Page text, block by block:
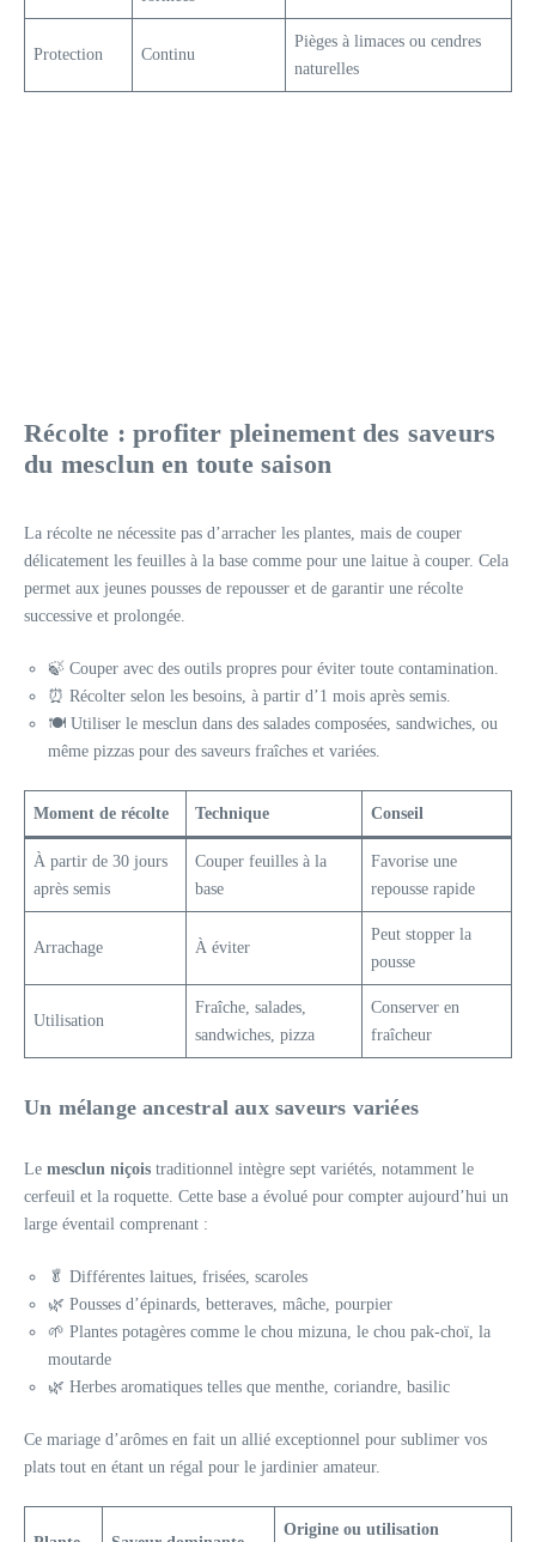
Protection Continu
Pièges à limaces ou cendres
naturelles
Récolte : profiter pleinement des saveurs
du mesclun en toute saison
La récolte ne nécessite pas d’arracher les plantes, mais de couper
délicatement les feuilles à la base comme pour une laitue à couper. Cela
permet aux jeunes pousses de repousser et de garantir une récolte
successive et prolongée.
🍃 Couper avec des outils propres pour éviter toute contamination.
⏰ Récolter selon les besoins, à partir d’1 mois après semis.
🍽️ Utiliser le mesclun dans des salades composées, sandwiches, ou
même pizzas pour des saveurs fraîches et variées.
Moment de récolte Technique Conseil
À partir de 30 jours
après semis
Couper feuilles à la
base
Favorise une
repousse rapide
Arrachage À éviter
Peut stopper la
pousse
Utilisation
Fraîche, salades,
sandwiches, pizza
Conserver en
fraîcheur
Un mélange ancestral aux saveurs variées
Le mesclun niçois traditionnel intègre sept variétés, notamment le
cerfeuil et la roquette. Cette base a évolué pour compter aujourd’hui un
large éventail comprenant :
🥬 Différentes laitues, frisées, scaroles
🌿 Pousses d’épinards, betteraves, mâche, pourpier
🌱 Plantes potagères comme le chou mizuna, le chou pak-choï, la
moutarde
🌿 Herbes aromatiques telles que menthe, coriandre, basilic
Ce mariage d’arômes en fait un allié exceptionnel pour sublimer vos
plats tout en étant un régal pour le jardinier amateur.
Origine ou utilisation